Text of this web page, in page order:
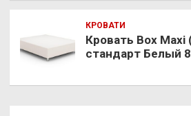
КРОВАТИ
Кровать Box
стандарт Белый